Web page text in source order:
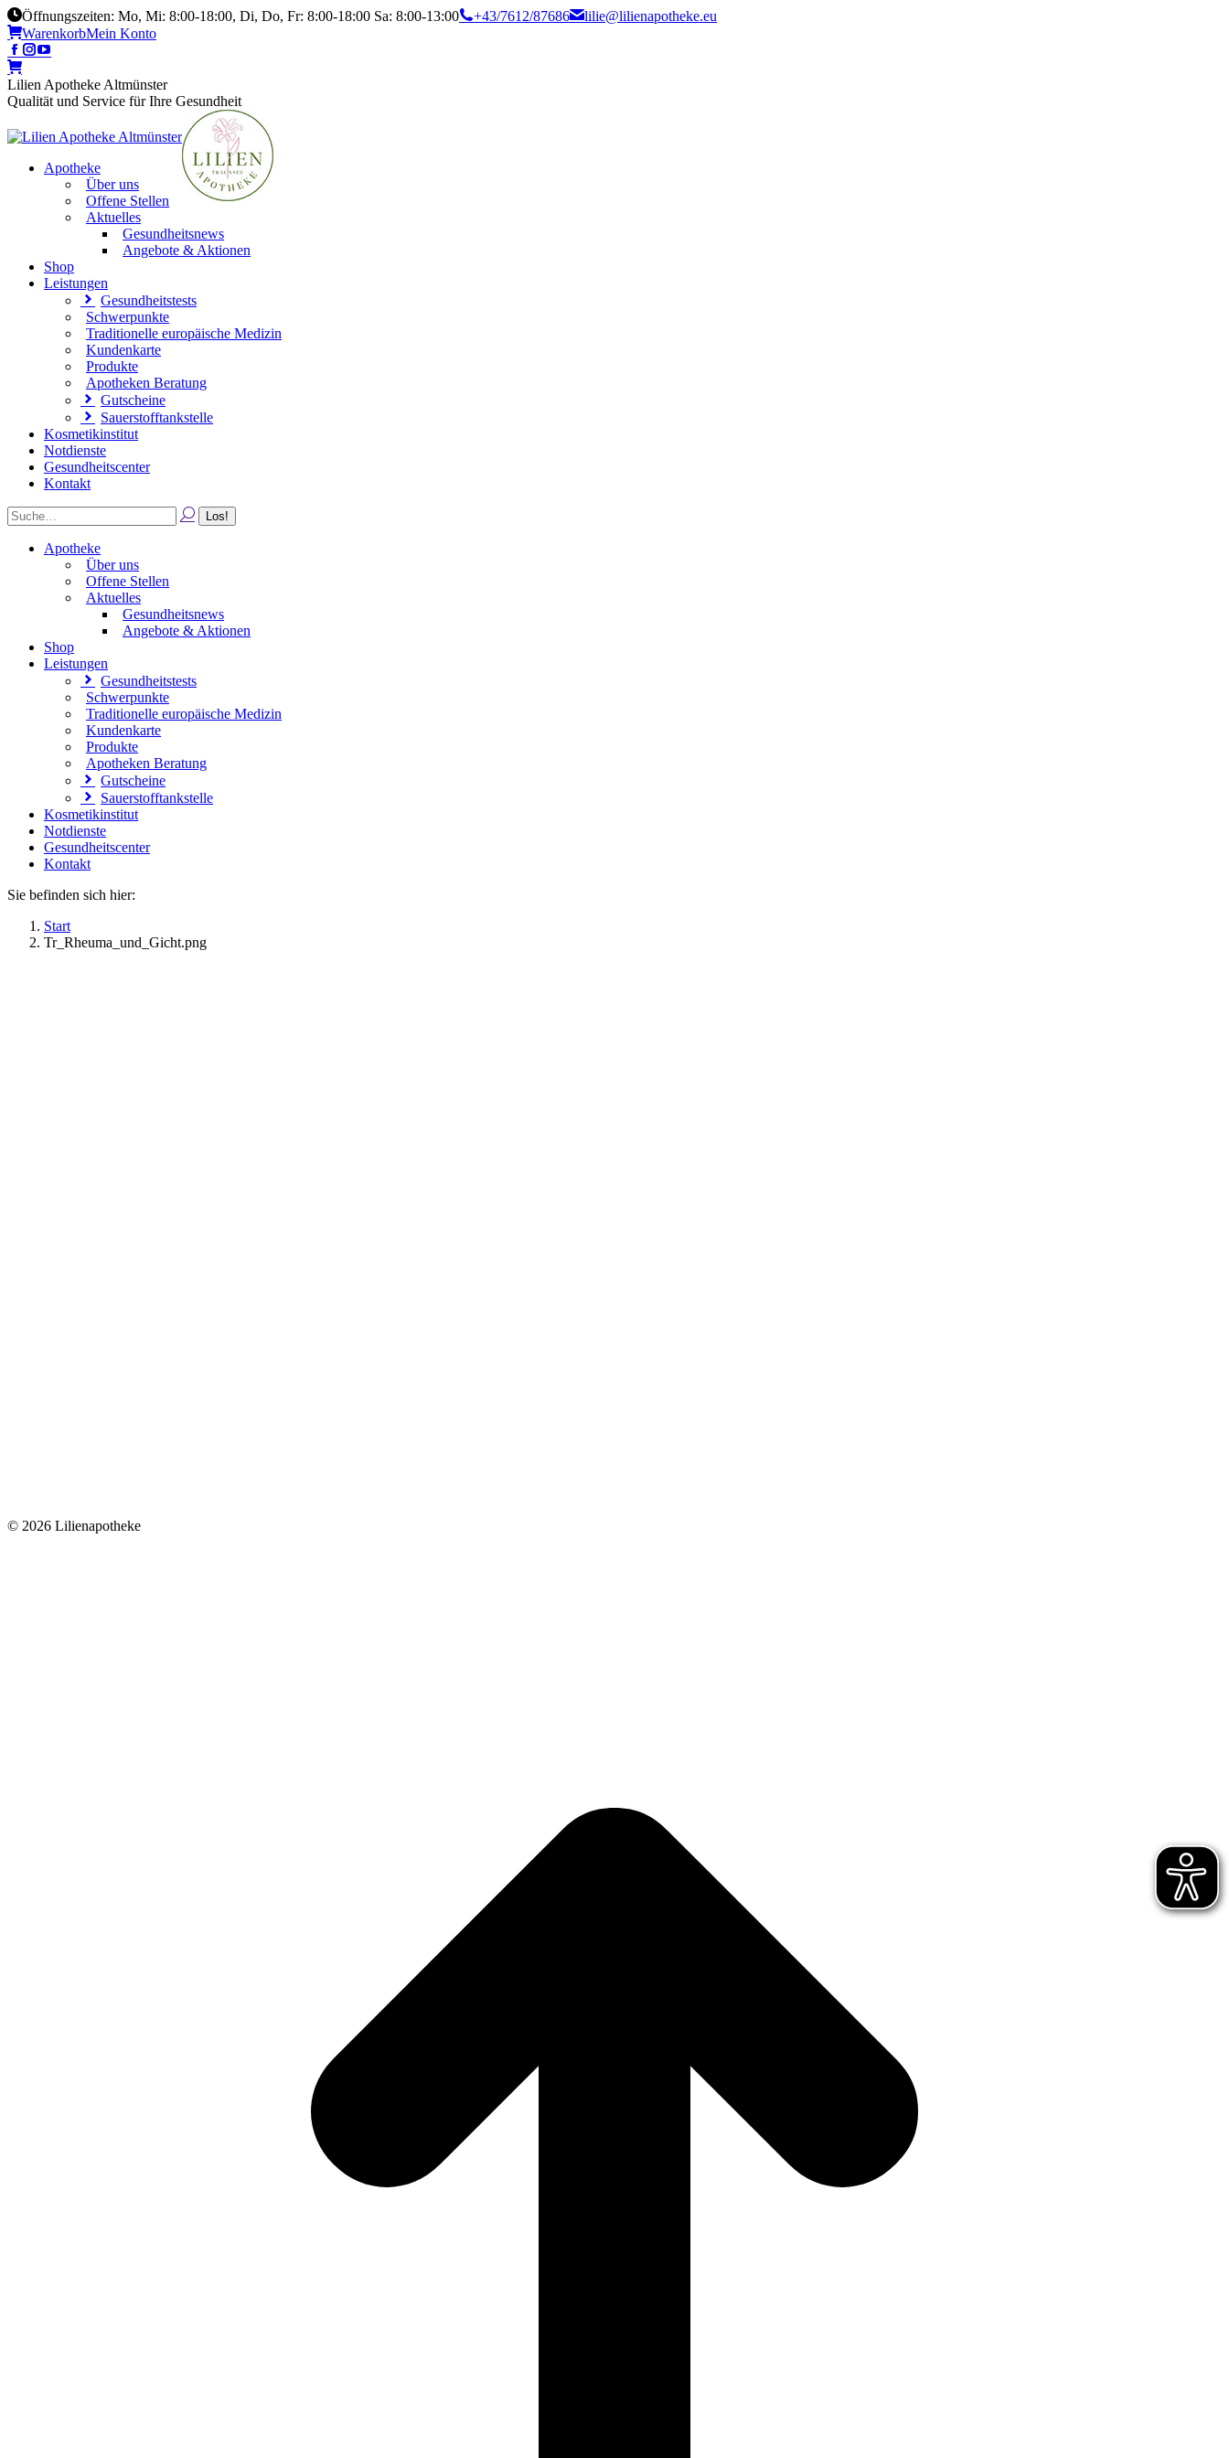
Öffnungszeiten: Mo, Mi: 8:00-18:00, Di, Do, Fr: 8:00-18:00 Sa: 8:00-13:00 +43/7612/87686
lilie@lilienapotheke.eu
WarenkorbMein Konto
Lilien Apotheke Altmünster
Qualität und Service für Ihre Gesundheit
Apotheke
Über uns
Offene Stellen
Aktuelles
Gesundheitsnews
Angebote & Aktionen
Shop
Leistungen
Gesundheitstests
Schwerpunkte
Traditionelle europäische Medizin
Kundenkarte
Produkte
Apotheken Beratung
Gutscheine
Sauerstofftankstelle
Kosmetikinstitut
Notdienste
Gesundheitscenter
Kontakt
Apotheke
Über uns
Offene Stellen
Aktuelles
Gesundheitsnews
Angebote & Aktionen
Shop
Leistungen
Gesundheitstests
Schwerpunkte
Traditionelle europäische Medizin
Kundenkarte
Produkte
Apotheken Beratung
Gutscheine
Sauerstofftankstelle
Kosmetikinstitut
Notdienste
Gesundheitscenter
Kontakt
Sie befinden sich hier:
Start
Tr_Rheuma_und_Gicht.png
© 2026 Lilienapotheke